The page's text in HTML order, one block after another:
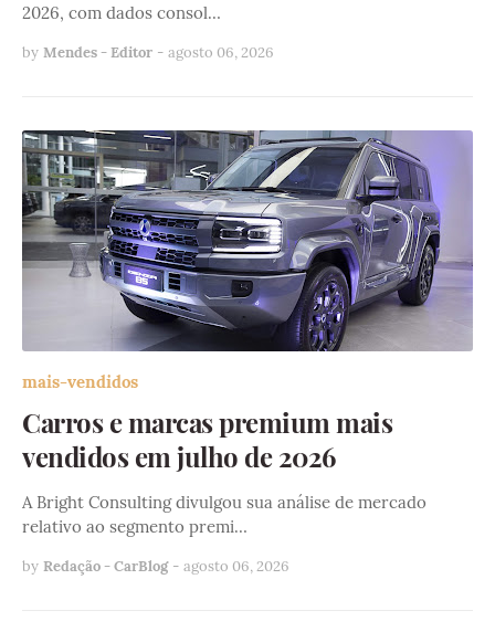
2026, com dados consol…
by Mendes - Editor - agosto 06, 2026
mais-vendidos
Carros e marcas premium mais
vendidos em julho de 2026
A Bright Consulting divulgou sua análise de mercado
relativo ao segmento premi…
by Redação - CarBlog - agosto 06, 2026